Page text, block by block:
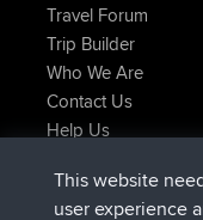
Travel Forum
Trip Builder
Who We Are
Contact Us
Help Us
JimmyGERjoined
This website
user experience